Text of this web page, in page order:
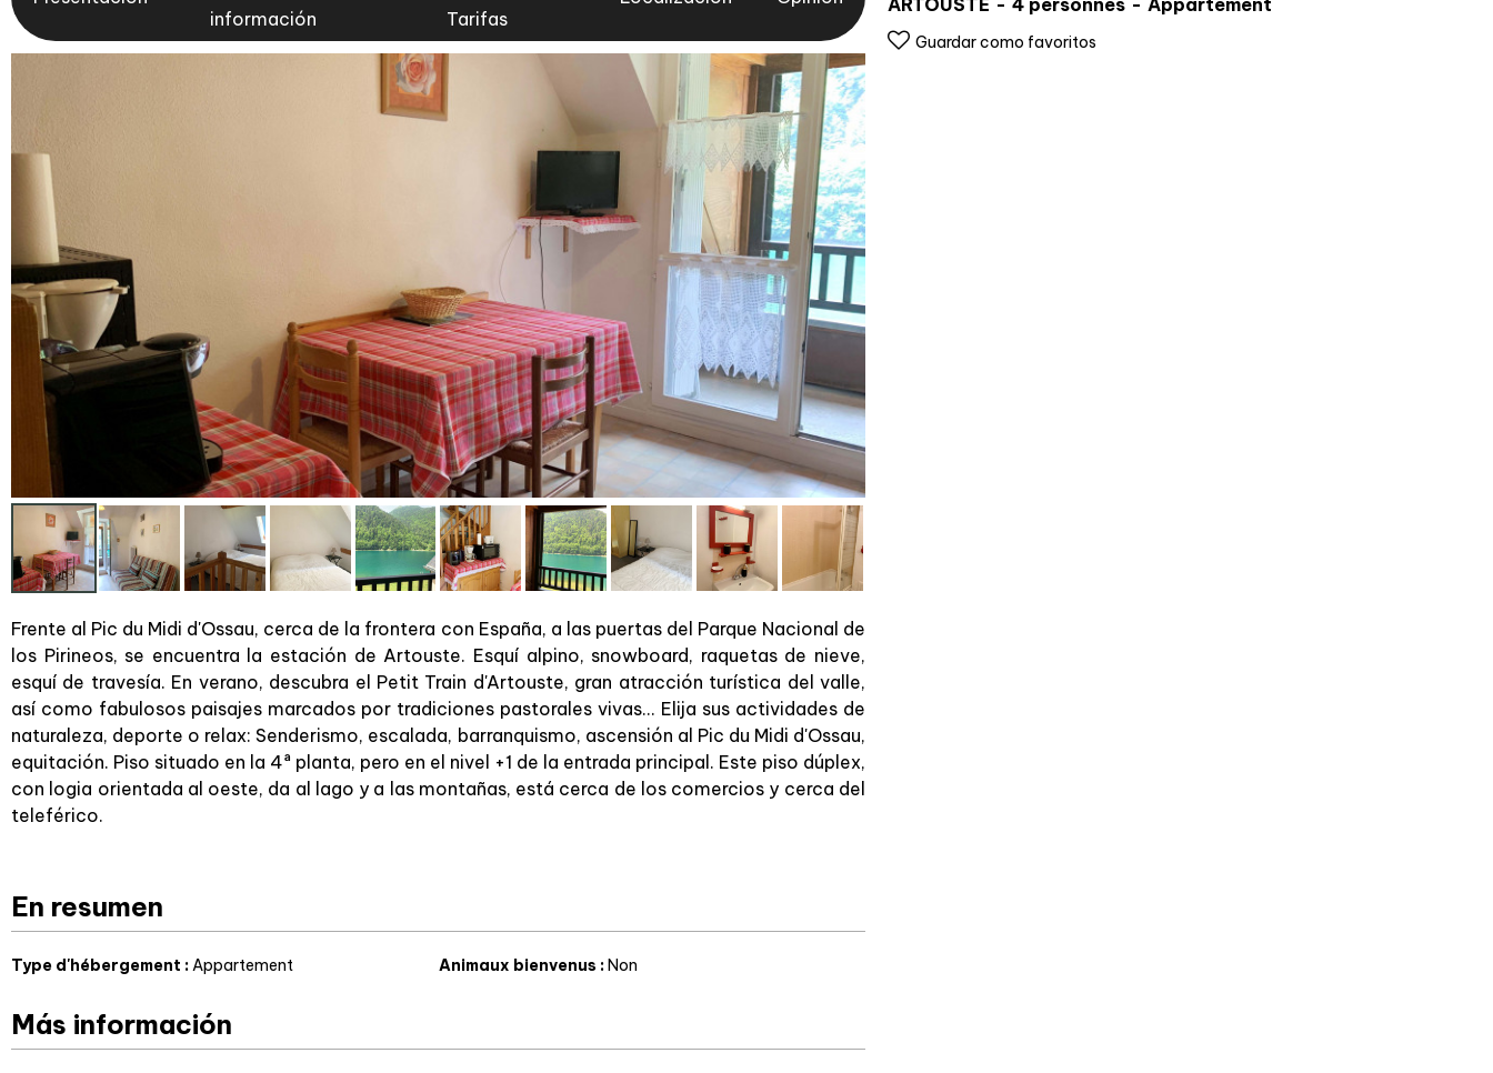
información
Tarifas
ARTOUSTE 4 personnes Appartement
Guardar como favoritos
Frente al Pic du Midi d'Ossau, cerca de la frontera con España, a las puertas del Parque Nacional de
los Pirineos, se encuentra la estación de Artouste. Esquí alpino, snowboard, raquetas de nieve,
esquí de travesía. En verano, descubra el Petit Train d'Artouste, gran atracción turística del valle,
así como fabulosos paisajes marcados por tradiciones pastorales vivas... Elija sus actividades de
naturaleza, deporte o relax: Senderismo, escalada, barranquismo, ascensión al Pic du Midi d'Ossau,
equitación. Piso situado en la 4ª planta, pero en el nivel +1 de la entrada principal. Este piso dúplex,
con logia orientada al oeste, da al lago y a las montañas, está cerca de los comercios y cerca del
teleférico.
En resumen
Type d'hébergement :Appartement Animaux bienvenus :Non
Más información